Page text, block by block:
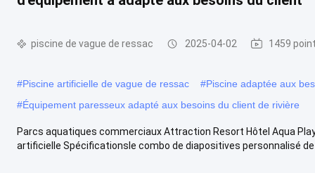
piscine de vague de ressac 2025-04-02 1459
#Piscine artificielle de vague de ressac #Piscine adaptée aux
#Équipement paresseux adapté aux besoins du client de rivière
Parcs aquatiques commerciaux Attraction Resort Hôtel Aqua
artificielle Spécificationsle combo de diapositives personnalisé de